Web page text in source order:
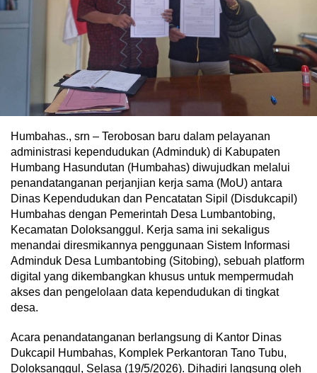
Humbahas., srn – Terobosan baru dalam pelayanan
administrasi kependudukan (Adminduk) di Kabupaten
Humbang Hasundutan (Humbahas) diwujudkan melalui
penandatanganan perjanjian kerja sama (MoU) antara
Dinas Kependudukan dan Pencatatan Sipil (Disdukcapil)
Humbahas dengan Pemerintah Desa Lumbantobing,
Kecamatan Doloksanggul. Kerja sama ini sekaligus
menandai diresmikannya penggunaan Sistem Informasi
Adminduk Desa Lumbantobing (Sitobing), sebuah platform
digital yang dikembangkan khusus untuk mempermudah
akses dan pengelolaan data kependudukan di tingkat
desa.
Acara penandatanganan berlangsung di Kantor Dinas
Dukcapil Humbahas, Komplek Perkantoran Tano Tubu,
Doloksanggul, Selasa (19/5/2026). Dihadiri langsung oleh